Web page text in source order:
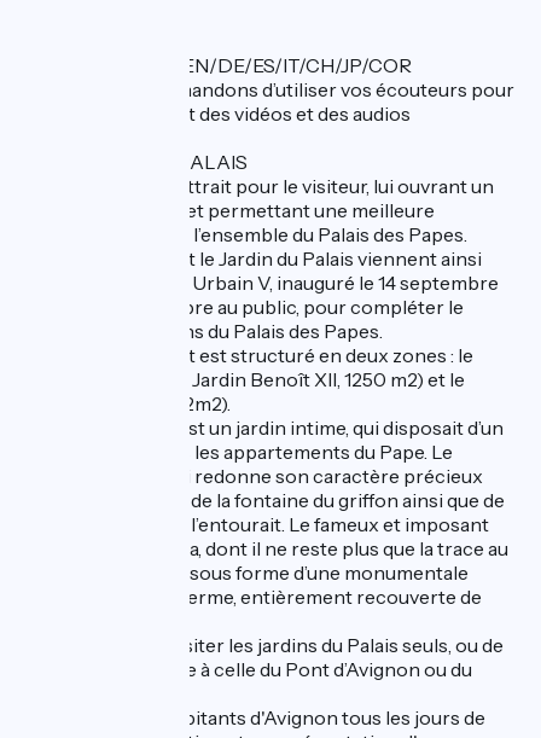
Disponible en FR/EN/DE/ES/IT/CH/JP/COR
Nous vous recommandons d’utiliser vos écouteurs pour
profiter pleinement des vidéos et des audios
LES JARDINS DU PALAIS
Ils constituent un attrait pour le visiteur, lui ouvrant un
espace de détente et permettant une meilleure
compréhension de l’ensemble du Palais des Papes.
Le Jardin du Pape et le Jardin du Palais viennent ainsi
rejoindre le Verger Urbain V, inauguré le 14 septembre
2018, et en accès libre au public, pour compléter le
triptyque des Jardins du Palais des Papes.
Ce réaménagement est structuré en deux zones : le
Jardin du Palais (ou Jardin Benoît XII, 1250 m2) et le
Jardin du Pape (662m2).
Le Jardin du Pape est un jardin intime, qui disposait d’un
accès direct depuis les appartements du Pape. Le
réaménagement lui redonne son caractère précieux
avec la re-création de la fontaine du griffon ainsi que de
la prairie fleurie qui l’entourait. Le fameux et imposant
bâtiment de la Roma, dont il ne reste plus que la trace au
sol est reconstitué sous forme d’une monumentale
pergola qui sera, à terme, entièrement recouverte de
Il est possible de visiter les jardins du Palais seuls, ou de
combiner leur visite à celle du Pont d’Avignon ou du
Gratuit pour les habitants d'Avignon tous les jours de